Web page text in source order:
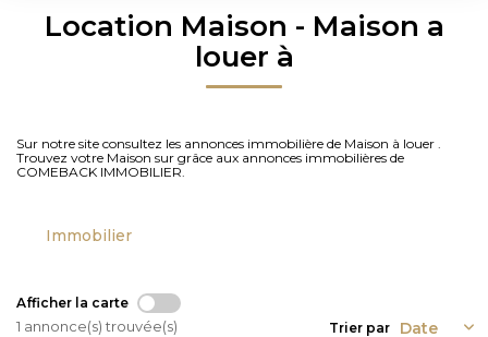
NOTRE AGENCE
BIENS VENDUS
Type de bien
Surface min
Créer une alerte
Location Maison - Maison a
louer à
Sur notre site consultez les annonces immobilière de Maison à louer .
Trouvez votre Maison sur grâce aux annonces immobilières de
COMEBACK IMMOBILIER.
Immobilier
Afficher la carte
1 annonce(s) trouvée(s) Trier par